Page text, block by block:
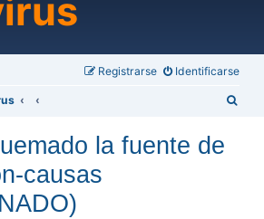
Identificarse
Registrarse
la fuente de
causas